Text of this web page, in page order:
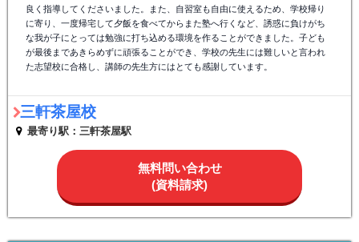
良く指導してくださいました。また、自習室も自由に使えるため、学校帰り
に寄り、一度帰宅して夕飯を食べてからまた塾へ行くなど、誘惑に負けがち
な我が子にとっては勉強に打ち込める環境を作ることができました。子ども
が最後まであきらめずに頑張ることができ、学校の先生には難しいと言われ
た志望校に合格し、講師の先生方にはとても感謝しています。
三軒茶屋校
最寄り駅：三軒茶屋駅
無料問い合わせ
(資料請求)